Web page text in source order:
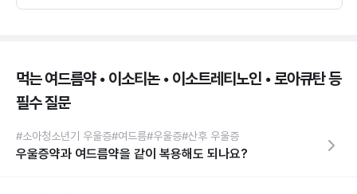
먹는 여드름약 • 이소티논 • 이소트레티노인 • 로아큐탄 등
필수 질문
#소아청소년기 우울증#여드름#우울증#산후 우울증
우울증약과 여드름약을 같이 복용해도 되나요?